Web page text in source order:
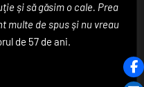
şi să găsim o cale. Prea
multe de spus şi nu vreau
de 57 de ani.